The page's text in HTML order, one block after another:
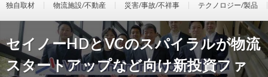
独自取材 物流施設/不動産 災害/事故/不祥事 テクノロジー/製品
セイノーHDとVCのスパイラルが物流
スタートアップなど向け新投資ファ